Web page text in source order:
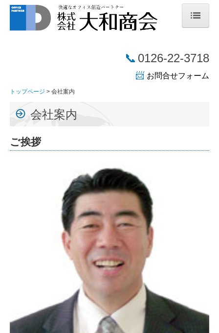
会社沿革
SDGsの取り組み
ORPHIS（オルフィス）
カタログ通販
たのめーる登録
📞 0126-22-3718
📨 お問合せフォーム
トップページ 会社案内
会社案内
ご挨拶